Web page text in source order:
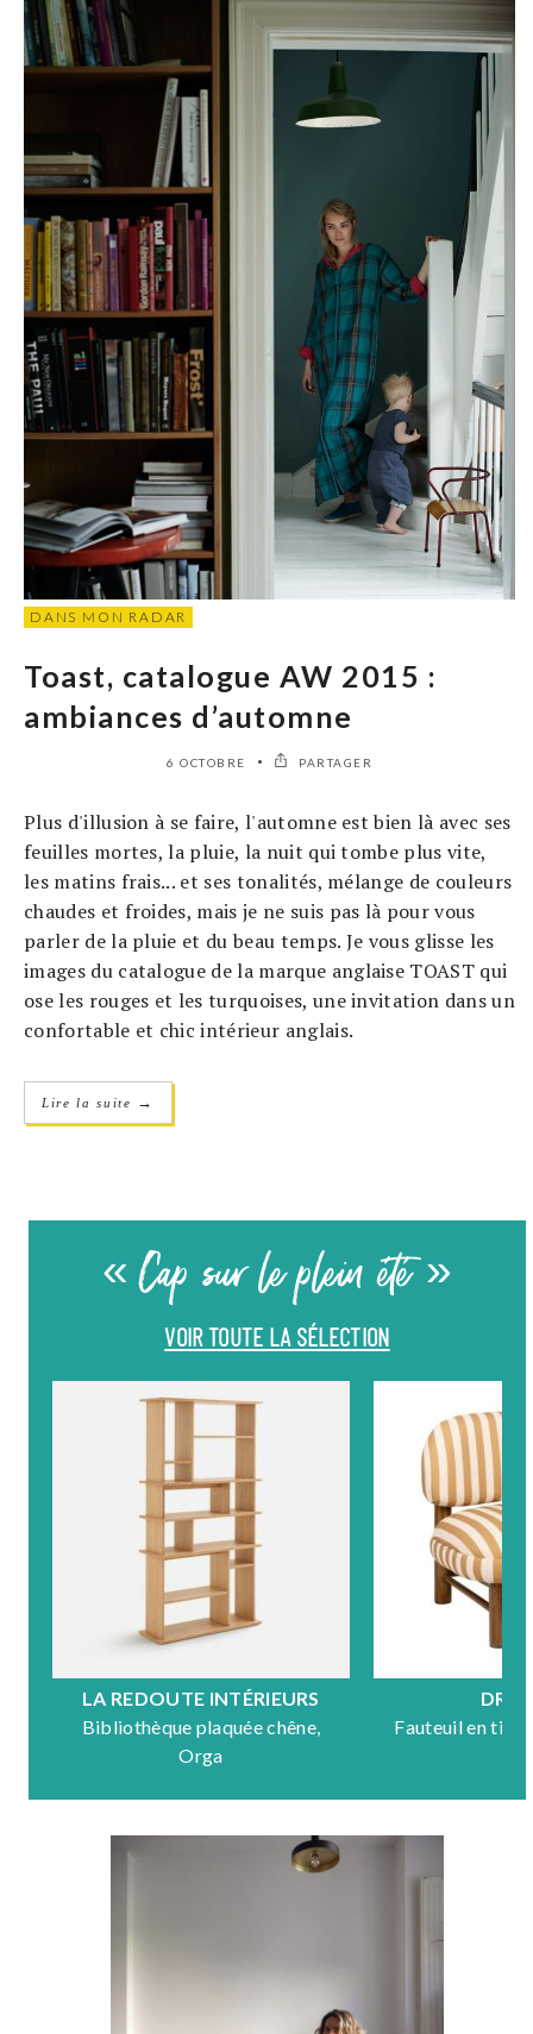
DANS MON RADAR
Toast, catalogue AW 2015 :
ambiances d’automne
6 OCTOBRE PARTAGER
Plus d'illusion à se faire, l'automne est bien là avec ses
feuilles mortes, la pluie, la nuit qui tombe plus vite,
les matins frais... et ses tonalités, mélange de couleurs
chaudes et froides, mais je ne suis pas là pour vous
parler de la pluie et du beau temps. Je vous glisse les
images du catalogue de la marque anglaise TOAST qui
ose les rouges et les turquoises, une invitation dans un
confortable et chic intérieur anglais.
Lire la suite →
« Cap sur le plein été »
VOIR TOUTE LA SÉLECTION
LA REDOUTE INTÉRIEURS
Bibliothèque plaquée chêne,
Orga
Fauteuil en